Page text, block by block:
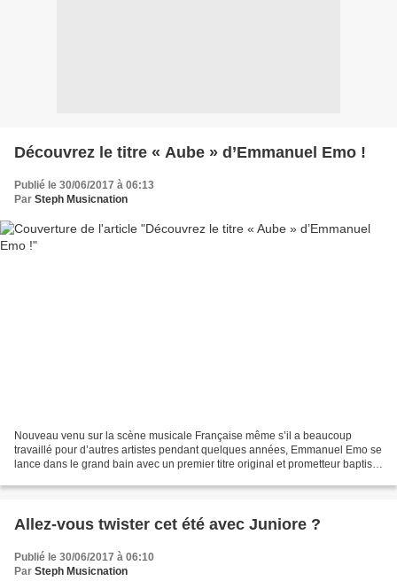
Découvrez le titre « Aube » d’Emmanuel Emo !
Publié le 30/06/2017 à 06:13
Par Steph Musicnation
Nouveau venu sur la scène musicale Française même s’il a beaucoup
travaillé pour d’autres artistes pendant quelques années, Emmanuel Emo se
lance dans le grand bain avec un premier titre original et prometteur baptisé
Allez-vous twister cet été avec Juniore ?
Publié le 30/06/2017 à 06:10
Par Steph Musicnation